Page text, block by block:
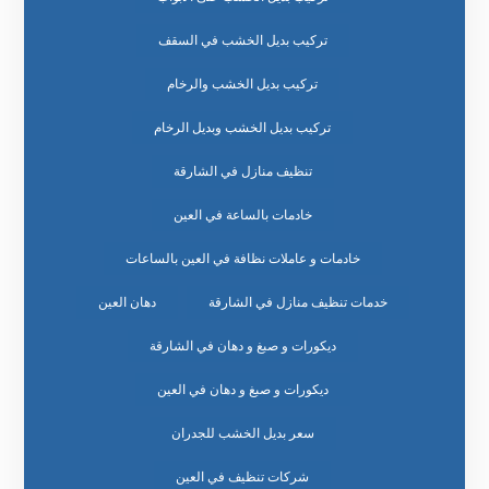
تركيب بديل الخشب في السقف
تركيب بديل الخشب والرخام
تركيب بديل الخشب وبديل الرخام
تنظيف منازل في الشارقة
خادمات بالساعة في العين
خادمات و عاملات نظافة في العين بالساعات
خدمات تنظيف منازل في الشارقة دهان العين
ديكورات و صبغ و دهان في الشارقة
ديكورات و صبغ و دهان في العين
سعر بديل الخشب للجدران
شركات تنظيف في العين